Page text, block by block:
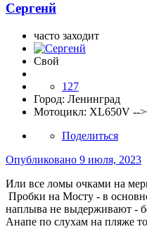
Сергенй
часто заходит
Свой
127
Город: Ленинград
Мотоцикл: XL650V --
Поделиться
Опубликовано 9 июля, 2023
Или все ломы очками на
Пробки на Мосту - в
наплыва не выдерживают -
Анапе по слухам на пляже